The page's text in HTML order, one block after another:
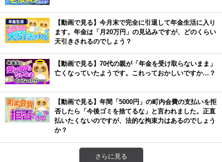
【動画で見る】今月末で完全に引退して年金生活に入り
ます。年金は「月20万円」の見込みですが、どのくらい
天引きされるのでしょう？
【動画で見る】70代の親が「年金を受け取らないまま」
亡くなっていたようです。これっておかしいですか…？
【動画で見る】年間「5000円」の町内会費の支払いを拒
否したら「今後ゴミを捨てるな」と言われました。正直
払いたくないのですが、法的な拘束力はあるのでしょう
か？
さらに見る